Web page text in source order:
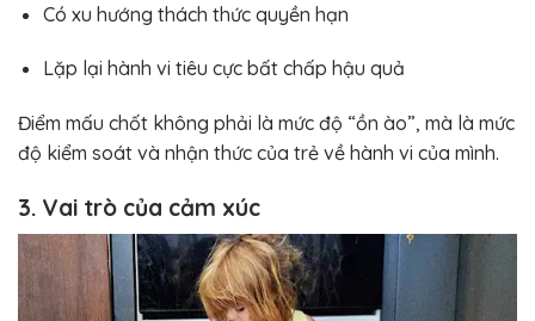
Có xu hướng thách thức quyền hạn
Lặp lại hành vi tiêu cực bất chấp hậu quả
Điểm mấu chốt không phải là mức độ “ồn ào”, mà là mức
độ kiểm soát và nhận thức của trẻ về hành vi của mình.
3. Vai trò của cảm xúc